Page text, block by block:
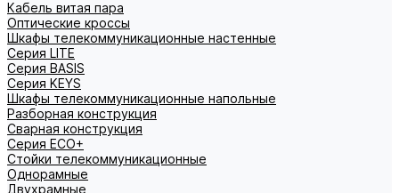
Кабель витая пара
Оптические кроссы
Шкафы телекоммуникационные настенные
Cерия LITE
Cерия BASIS
Cерия KEYS
Шкафы телекоммуникационные напольные
Разборная конструкция
Сварная конструкция
Серия ECO+
Стойки телекоммуникационные
Однорамные
Двухрамные